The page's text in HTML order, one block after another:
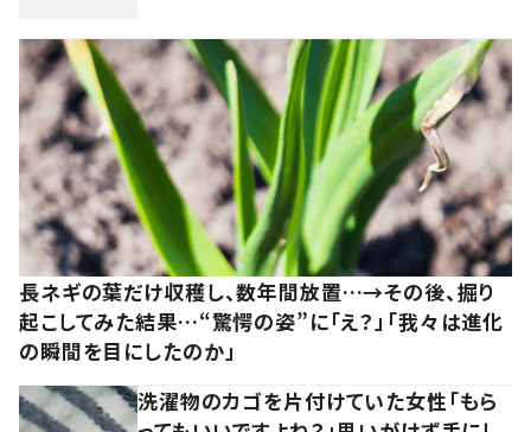
長ネギの葉だけ収穫し、数年間放置…→その後、掘り
起こしてみた結果…“驚愕の姿”に「え？」「我々は進化
の瞬間を目にしたのか」
洗濯物のカゴを片付けていた女性「もら